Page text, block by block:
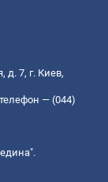
7, г. Киев,
— (044)